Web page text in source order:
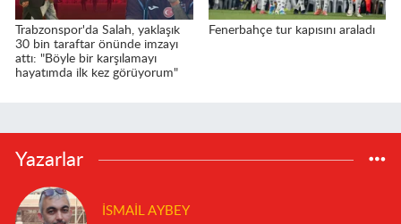
Trabzonspor'da Salah, yaklaşık
30 bin taraftar önünde imzayı
attı: "Böyle bir karşılamayı
hayatımda ilk kez görüyorum"
Fenerbahçe tur kapısını araladı
Yazarlar
İSMAIL AYBEY